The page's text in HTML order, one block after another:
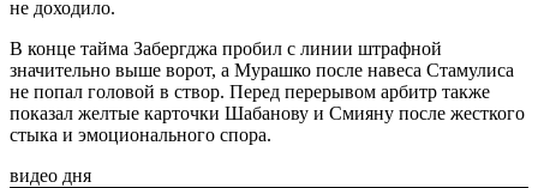
не доходило.
В конце тайма Забергджа пробил с линии штрафной
значительно выше ворот, а Мурашко после навеса Стамулиса
не попал головой в створ. Перед перерывом арбитр также
показал желтые карточки Шабанову и Смияну после жесткого
стыка и эмоционального спора.
видео дня